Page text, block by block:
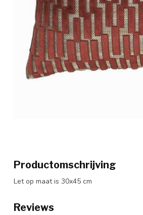
Productomschrijving
Let op maat is 30x45 cm
Reviews